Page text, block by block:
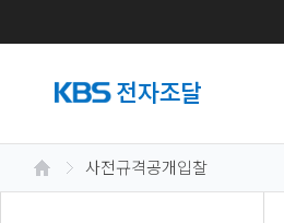
사전규격공개입찰